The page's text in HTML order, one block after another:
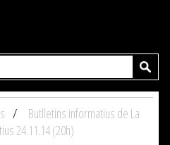
Butlletins informatius de La
24.11.14 (20h)